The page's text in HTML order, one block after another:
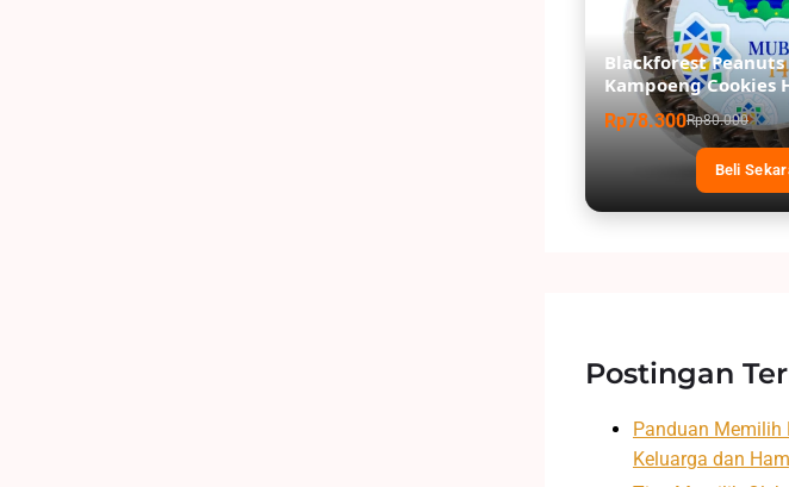
Blackforest Peanuts
Kampoeng Cookies
Rp78.300Rp80.000
Beli
Postingan
Panduan Memilih
Keluarga dan